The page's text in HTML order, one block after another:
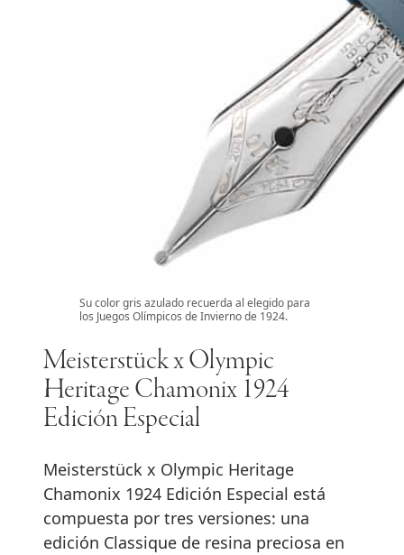
Su color gris azulado recuerda al elegido para
los Juegos Olímpicos de Invierno de 1924.
Meisterstück x Olympic
Heritage Chamonix 1924
Edición Especial
Meisterstück x Olympic Heritage
Chamonix 1924 Edición Especial está
compuesta por tres versiones: una
edición Classique de resina preciosa en